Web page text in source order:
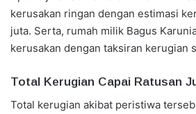
kerusakan ringan dengan estimasi
juta. Serta, rumah milik Bagus
kerusakan dengan taksiran kerugian
Total Kerugian Capai Ratusan
Total kerugian akibat peristiwa